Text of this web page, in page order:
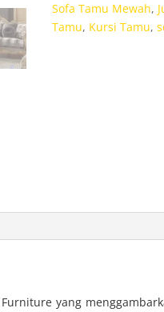
Sofa Tamu Mewah,
Tamu, Kursi Tamu,
yang